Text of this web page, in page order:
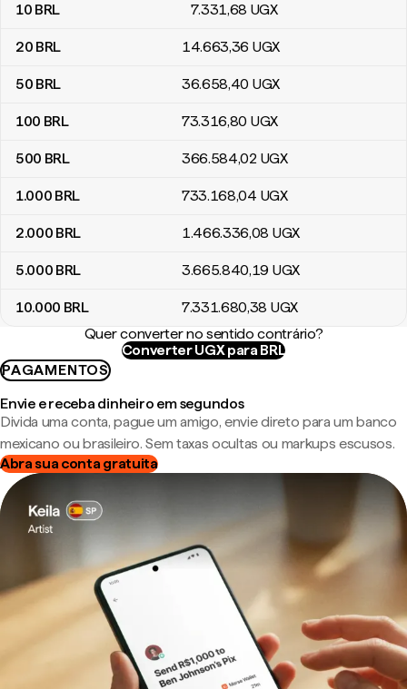
10 BRL 7.331,68 UGX
20 BRL 14.663,36 UGX
50 BRL 36.658,40 UGX
100 BRL 73.316,80 UGX
500 BRL 366.584,02 UGX
1.000 BRL 733.168,04 UGX
2.000 BRL 1.466.336,08 UGX
5.000 BRL 3.665.840,19 UGX
10.000 BRL 7.331.680,38 UGX
Quer converter no sentido contrário?
Converter UGX para BRL
PAGAMENTOS
Envie e receba dinheiro em segundos
Divida uma conta, pague um amigo, envie direto para um banco
mexicano ou brasileiro. Sem taxas ocultas ou markups escusos.
Abra sua conta gratuita